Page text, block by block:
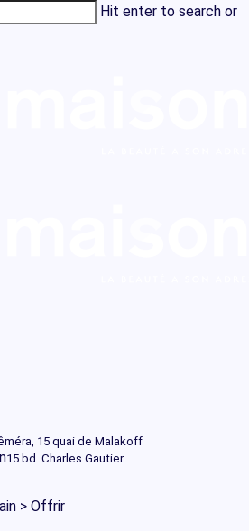
Hit enter to search or
15 quai de Malakoff
15 bd. Charles Gautier
> Offrir